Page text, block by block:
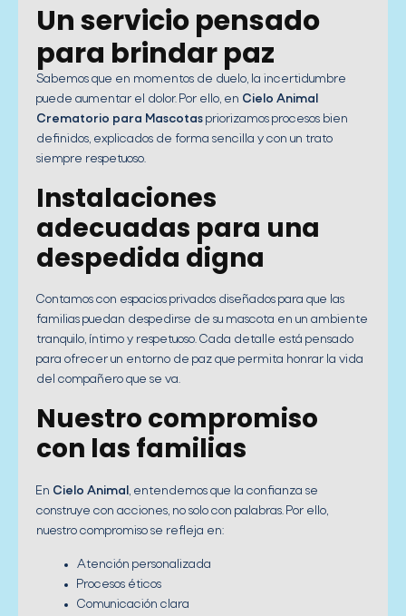
Un servicio pensado
para brindar paz
Sabemos que en momentos de duelo, la incertidumbre
puede aumentar el dolor. Por ello, en Cielo Animal
Crematorio para Mascotas priorizamos procesos bien
definidos, explicados de forma sencilla y con un trato
siempre respetuoso.
Instalaciones
adecuadas para una
despedida digna
Contamos con espacios privados diseñados para que las
familias puedan despedirse de su mascota en un ambiente
tranquilo, íntimo y respetuoso. Cada detalle está pensado
para ofrecer un entorno de paz que permita honrar la vida
del compañero que se va.
Nuestro compromiso
con las familias
En Cielo Animal , entendemos que la confianza se
construye con acciones, no solo con palabras. Por ello,
nuestro compromiso se refleja en:
Atención personalizada
Procesos éticos
Comunicación clara